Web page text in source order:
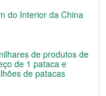
do Interior da China
de produtos de
de 1 pataca e
de patacas